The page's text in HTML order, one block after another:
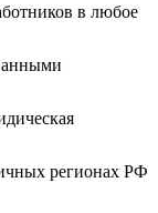
в любое
регионах РФ